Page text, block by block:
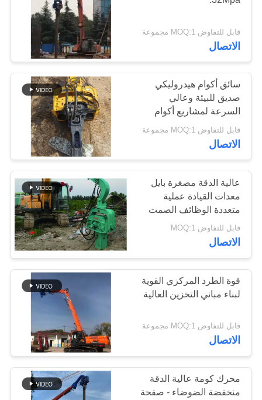
أخبار
حالات
اطلب
اقتباس
خريطة
الموقع
PRIVACY
POLICY
قابل للتفاوض MOQ:1 مجموعة
الاتصال
سائق أكوام هيدروليكي
صديق للبيئة وعالي
السرعة لمشاريع أكوام
الألواح الكهروضوئية
قابل للتفاوض MOQ:1 مجموعة
الاتصال
عالية الدقة مصغرة بايل
معدات القيادة عملية
متعددة الوظائف الصمت
قابل للتفاوض MOQ:1
الاتصال
قوة الطرد المركزي القوية
لبناء مباني التخزين العالية
قابل للتفاوض MOQ:1 مجموعة
الاتصال
محرك كومة عالية الدقة
منخفضة الضوضاء - صفحة